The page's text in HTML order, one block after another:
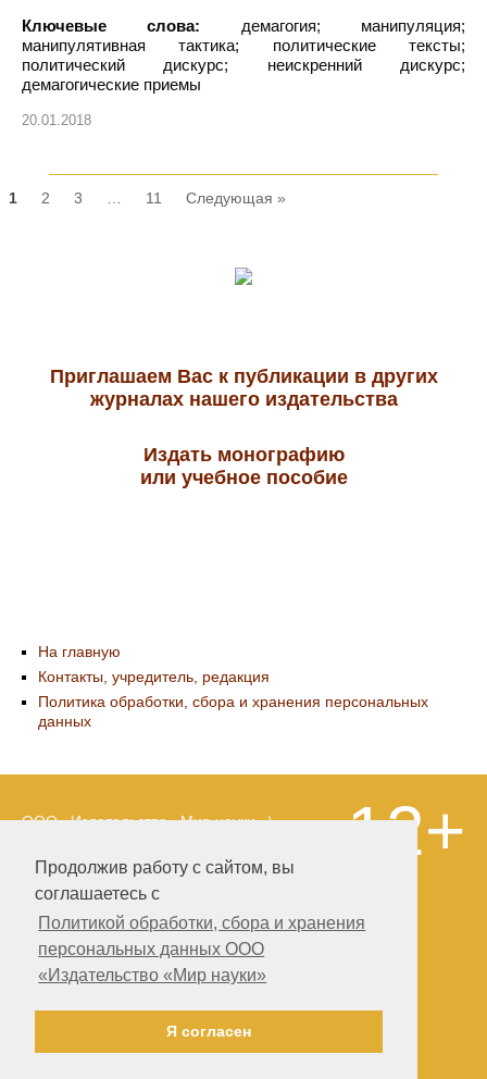
Продолжив работу с сайтом, вы
соглашаетесь с
Политикой обработки, сбора и хранения
персональных данных ООО
«Издательство «Мир науки»
Я согласен
Ключевые слова: демагогия; манипуляция;
манипулятивная тактика; политические тексты;
политический дискурс; неискренний дискурс;
демагогические приемы
20.01.2018
1 2 3 … 11 Следующая »
Приглашаем Вас к публикации в других
журналах нашего издательства
Издать монографию
или учебное пособие
На главную
Контакты, учредитель, редакция
Политика обработки, сбора и хранения персональных
данных
ООО «Издательство «Мир науки» \
LLC Материалы, размещенные на сайте,
охраняются Законом о защите авторских
прав. Публикация любых материалов
этого сайта запрещена без
предварительного согласования с
издательством. Авторские права на
размещенные на сайте научные
Александр Павлов, pavlov@mir-nauki.com
12+